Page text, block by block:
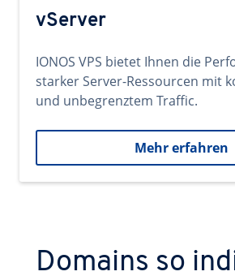
vServer
IONOS VPS bietet Ihnen die
starker Server-Ressourcen mit
und unbegrenztem Traffic.
Mehr erfahren
Domains so